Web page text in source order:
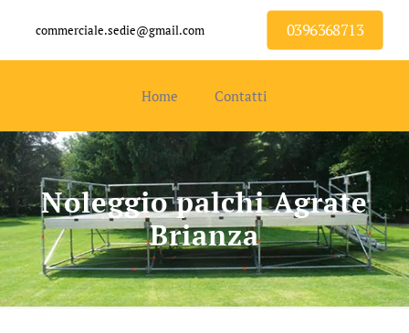
commerciale.sedie@gmail.com 0396368713
Home Contatti
Noleggio palchi Agrate
Brianza